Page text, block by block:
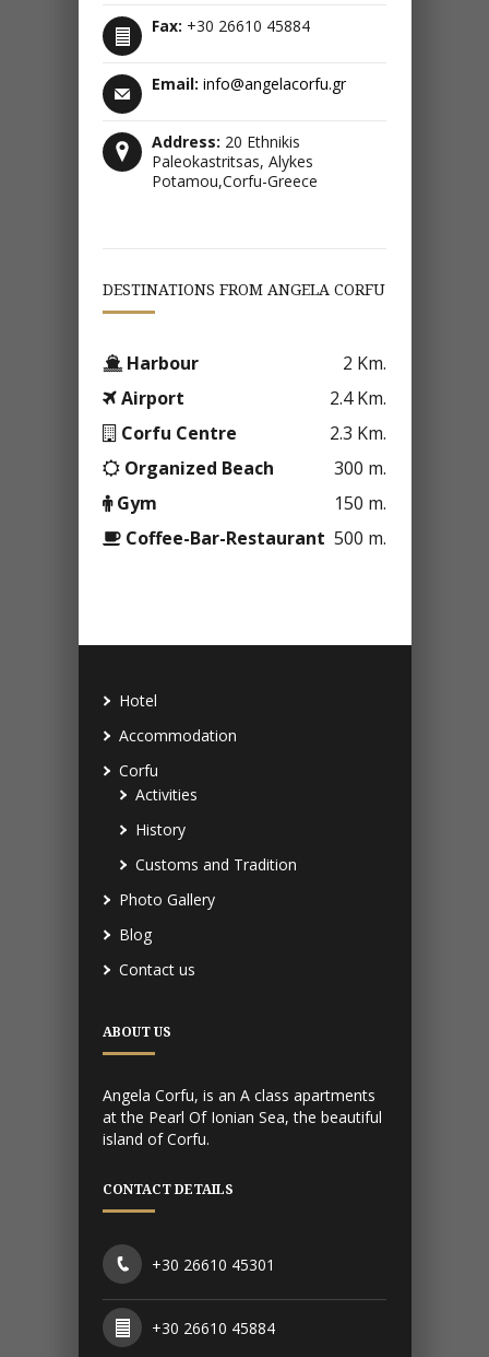
Fax: +30 26610 45884
Email: info@angelacorfu.gr
Address: 20 Ethnikis
Paleokastritsas, Alykes
Potamou,Corfu-Greece
DESTINATIONS FROM ANGELA CORFU
Harbour
2 Km.
Airport
2.4 Km.
Corfu Centre
2.3 Km.
Organized Beach
300 m.
Gym
150 m.
Coffee-Bar-Restaurant 500 m.
Hotel
Accommodation
Corfu
Activities
History
Customs and Tradition
Photo Gallery
Blog
Contact us
ABOUT US
Angela Corfu, is an A class apartments
at the Pearl Of Ionian Sea, the beautiful
island of Corfu.
CONTACT DETAILS
+30 26610 45301
+30 26610 45884